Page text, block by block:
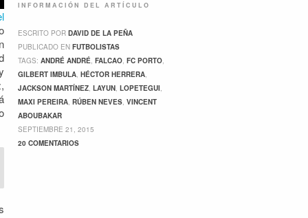
INFORMACIÓN DEL ARTÍCULO
ESCRITO POR DAVID DE LA PEÑA
PUBLICADO EN FUTBOLISTAS
TAGS: ANDRÉ ANDRÉ, FALCAO, FC PORTO,
GILBERT IMBULA, HÉCTOR HERRERA,
JACKSON MARTÍNEZ, LAYUN, LOPETEGUI,
MAXI PEREIRA, RÚBEN NEVES, VINCENT
ABOUBAKAR
SEPTIEMBRE 21, 2015
20 COMENTARIOS